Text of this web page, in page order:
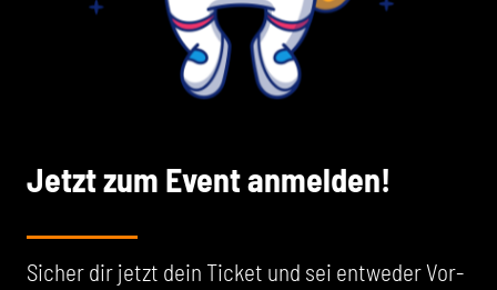
Jetzt zum Event anmelden!
Sicher dir jetzt dein Ticket und sei entweder Vor-